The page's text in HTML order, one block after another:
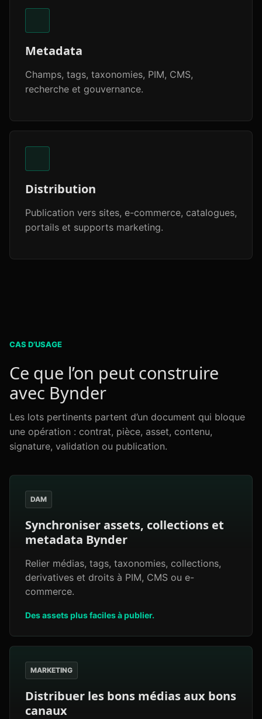
Metadata
Champs, tags, taxonomies, PIM, CMS,
recherche et gouvernance.
Distribution
Publication vers sites, e-commerce, catalogues,
portails et supports marketing.
CAS D’USAGE
Ce que l’on peut construire
avec Bynder
Les lots pertinents partent d’un document qui bloque
une opération : contrat, pièce, asset, contenu,
signature, validation ou publication.
DAM
Synchroniser assets, collections et
metadata Bynder
Relier médias, tags, taxonomies, collections,
derivatives et droits à PIM, CMS ou e-
commerce.
Des assets plus faciles à publier.
MARKETING
Distribuer les bons médias aux bons
canaux